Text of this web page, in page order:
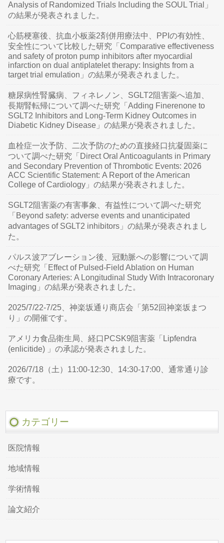
Analysis of Randomized Trials Including the SOUL Trial」
の結果が発表されました。
心筋梗塞後、抗血小板薬2剤併用療法中、PPIの有効性、
安全性について比較した研究「Comparative effectiveness
and safety of proton pump inhibitors after myocardial
infarction on dual antiplatelet therapy: Insights from a
target trial emulation」の結果が発表されました。
糖尿病性腎臓病、フィネレノン、SGLT2阻害薬へ追加、
長期腎転帰について調べた研究「Adding Finerenone to
SGLT2 Inhibitors and Long-Term Kidney Outcomes in
Diabetic Kidney Disease」の結果が発表されました。
血栓症一次予防、二次予防のための直接経口抗凝固薬に
ついて調べた研究「Direct Oral Anticoagulants in Primary
and Secondary Prevention of Thrombotic Events: 2026
ACC Scientific Statement: A Report of the American
College of Cardiology」の結果が発表されました。
SGLT2阻害薬の有害事象、有益性について調べた研究
「Beyond safety: adverse events and unanticipated
advantages of SGLT2 inhibitors」の結果が発表されまし
た。
パルス波アブレーション後、冠動脈への影響について調
べた研究「Effect of Pulsed-Field Ablation on Human
Coronary Arteries: A Longitudinal Study With Intracoronary
Imaging」の結果が発表されました。
2025/7/22-7/25、神楽坂通り商店会「第52回神楽坂まつ
り」の開催です。
アメリカ食品衛生局、経口PCSK9阻害薬「Lipfendra
(enlicitide) 」の承認が発表されました。
2026/7/18（土）11:00-12:30、14:30-17:00、通常通り診
療です。
カテゴリー
医院情報
地域情報
学術情報
論文紹介